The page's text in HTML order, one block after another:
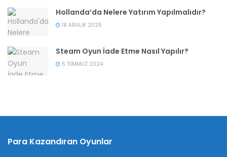
Hollanda’da Nelere Yatırım Yapılmalıdır?
18 ARALIK 2025
Steam Oyun İade Etme Nasıl Yapılır?
5 TEMMUZ 2024
Para Kazandıran Oyunlar